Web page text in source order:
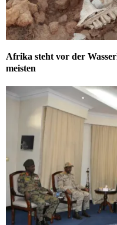
Afrika steht vor der
meisten